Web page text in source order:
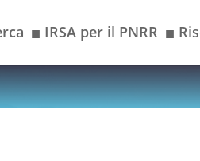
■ IRSA per il PNRR ■